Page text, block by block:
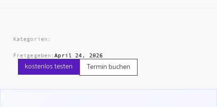
Kategorien:
Freigegeben:April 24, 2026
kostenlos testen Termin buchen